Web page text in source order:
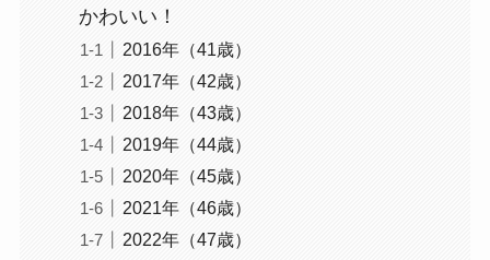
かわいい！
2016年（41歳）
2017年（42歳）
2018年（43歳）
2019年（44歳）
2020年（45歳）
2021年（46歳）
2022年（47歳）